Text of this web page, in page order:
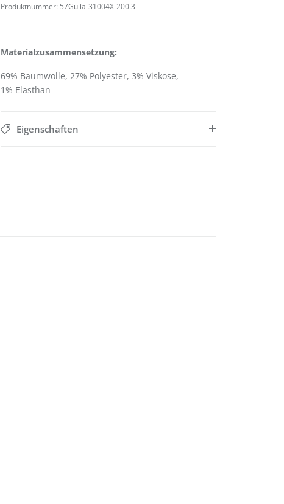
Produktnummer: 57Gulia-31004X-200.3
Materialzusammensetzung:
69% Baumwolle, 27% Polyester, 3% Viskose,
1% Elasthan
Eigenschaften